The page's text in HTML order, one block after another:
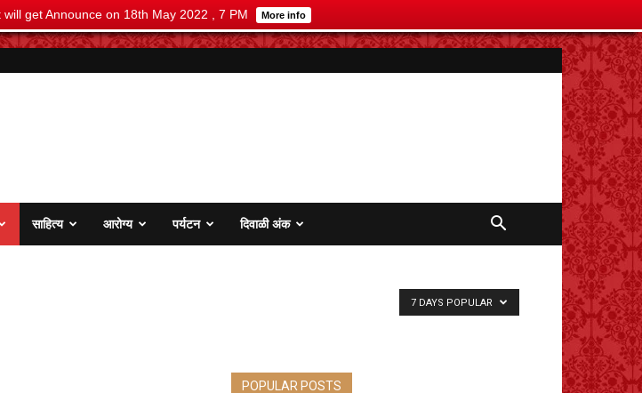
get Announce on 18th May 2022 , 7 PM More info
साहित्य आरोग्य पर्यटन दिवाळी अंक
7 DAYS POPULAR
POPULAR POSTS